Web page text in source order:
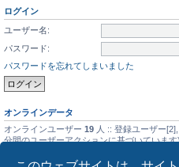
ログイン
ユーザー名:
パスワード:
パスワードを忘れてしまいました
オンラインデータ
オンラインユーザー 19 人 :: 登録ユーザー
分間のユーザーアクションに基づいています